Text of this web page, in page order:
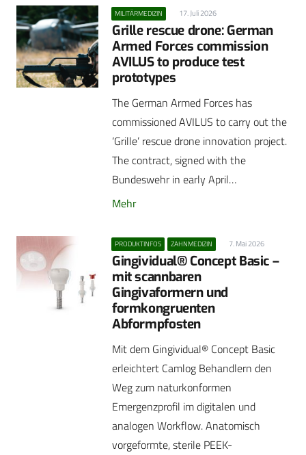
MILITÄRMEDIZIN 17. Juli 2026
Grille rescue drone: German
Armed Forces commission
AVILUS to produce test
prototypes
The German Armed Forces has
commissioned AVILUS to carry out the
‘Grille’ rescue drone innovation project.
The contract, signed with the
Bundeswehr in early April…
Mehr
PRODUKTINFOS ZAHNMEDIZIN 7. Mai 2026
Gingividual® Concept Basic –
mit scannbaren
Gingivaformern und
formkongruenten
Abformpfosten
Mit dem Gingividual® Concept Basic
erleichtert Camlog Behandlern den
Weg zum naturkonformen
Emergenzprofil im digitalen und
analogen Workflow. Anatomisch
vorgeformte, sterile PEEK-